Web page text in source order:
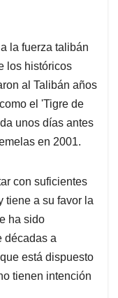
la fuerza talibán
los históricos
al Talibán años
el 'Tigre de
unos días antes
en 2001.
con suficientes
tiene a su favor la
ha sido
décadas a
está dispuesto
tienen intención